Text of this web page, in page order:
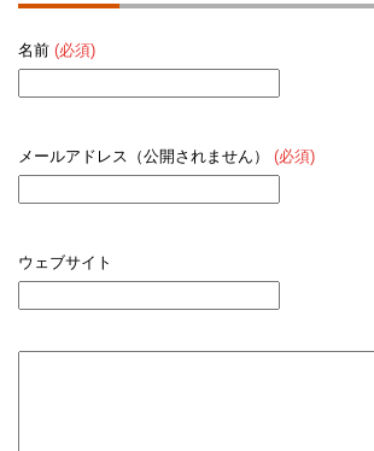
名前 (必須)
メールアドレス（公開されません） (必須)
ウェブサイト